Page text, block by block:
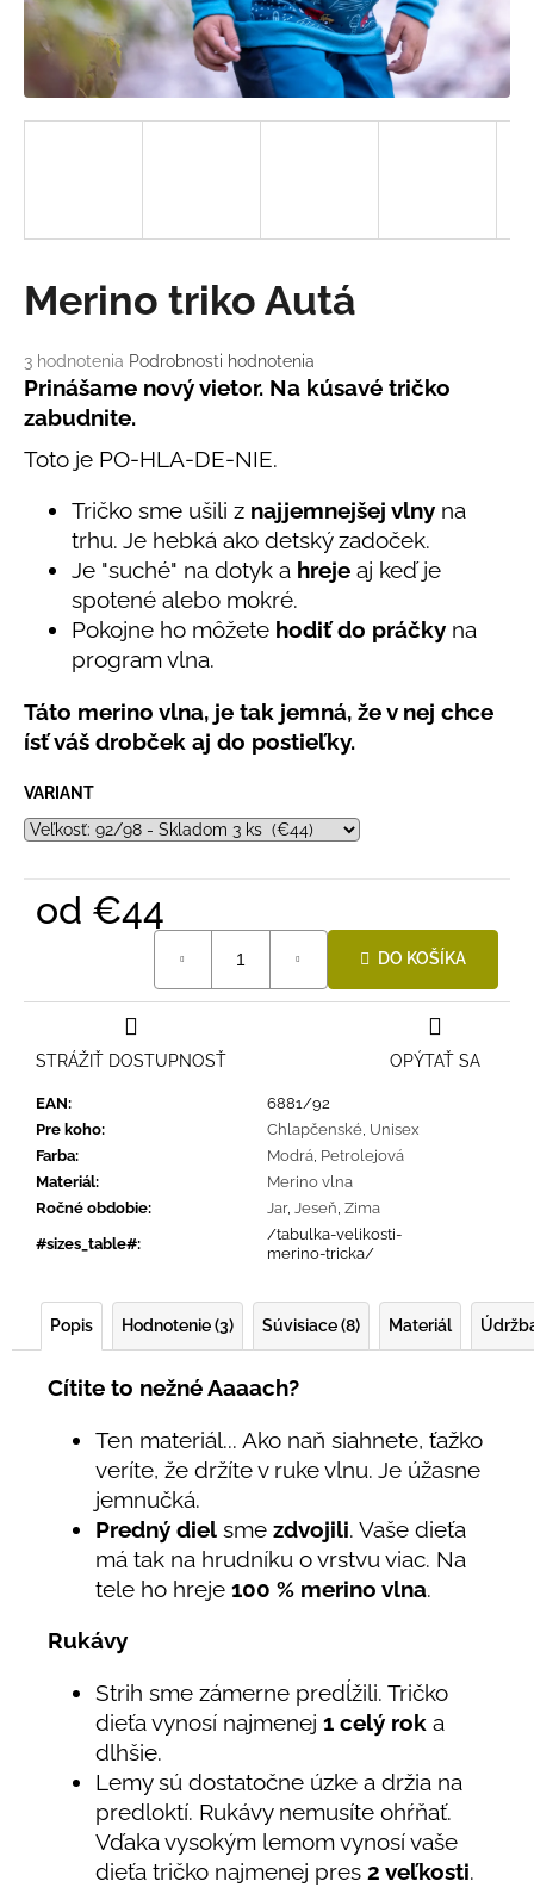
Priemerné
hodnotenie
produktu
je
5,0
z
hviezdičiek.
3 hodnotenia Podrobnosti hodnotenia
Merino triko Autá
Prinášame nový vietor. Na kúsavé tričko
zabudnite.
Toto je PO-HLA-DE-NIE.
Tričko sme ušili z najjemnejšej vlny na
trhu. Je hebká ako detský zadoček.
Je "suché" na dotyk a hreje aj keď je
spotené alebo mokré.
Pokojne ho môžete hodiť do práčky na
program vlna.
Táto merino vlna, je tak jemná, že v nej chce
ísť váš drobček aj do postieľky.
VARIANT
od €44
DO KOŠÍKA
EAN:
6881/92
Pre koho: Chlapčenské Unisex
Farba: Modrá Petrolejová
Materiál:
Merino vlna
Ročné obdobie: Jar, Jeseň Zima
#sizes_table#:
/tabulka-velikosti-
merino-tricka/
OPÝTAŤ SA
STRÁŽIŤ DOSTUPNOSŤ
Popis Hodnotenie (3) Súvisiace (8) Materiál
Cítite to nežné Aaaach?
Ten materiál... Ako naň siahnete, ťažko
veríte, že držíte v ruke vlnu. Je úžasne
jemnučká.
Predný diel sme zdvojili. Vaše dieťa
má tak na hrudníku o vrstvu viac. Na
tele ho hreje 100 % merino vlna.
Rukávy
Strih sme zámerne predĺžili. Tričko
dieťa vynosí najmenej 1 celý rok a
dlhšie.
Lemy sú dostatočne úzke a držia na
predloktí. Rukávy nemusíte ohŕňať.
Vďaka vysokým lemom vynosí vaše
dieťa tričko najmenej pres 2 veľkosti.
á
s
ť
O
d
p
o
LETNÝ
KLOBÚČIK
UV
S
BIELY